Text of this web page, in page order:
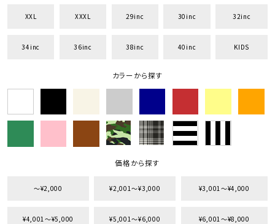
search
価格から探す
円 ～
XXL XXXL 29inc 30inc 32inc
34inc 36inc 38inc 40inc KIDS
カラーから探す
価格から探す
〜¥2,000 ¥2,001〜¥3,000 ¥3,001〜¥4,000
¥4,001〜¥5,000 ¥5,001〜¥6,000 ¥6,001〜¥8,000